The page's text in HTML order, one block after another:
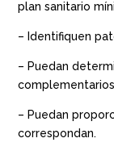
plan sanitario
– Identifiquen
– Puedan
– Puedan
correspondan.